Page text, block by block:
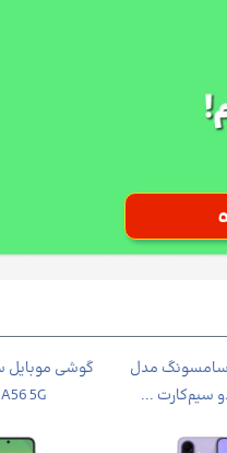
A56 5G ظرفیت ...
مدل